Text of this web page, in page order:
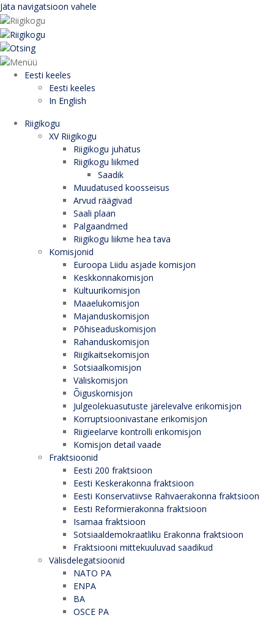
Jäta navigatsioon vahele
Eesti keeles
Eesti keeles
In English
Riigikogu
XV Riigikogu
Riigikogu juhatus
Riigikogu liikmed
Saadik
Muudatused koosseisus
Arvud räägivad
Saali plaan
Palgaandmed
Riigikogu liikme hea tava
Komisjonid
Euroopa Liidu asjade komisjon
Keskkonnakomisjon
Kultuurikomisjon
Maaelukomisjon
Majanduskomisjon
Põhiseaduskomisjon
Rahanduskomisjon
Riigikaitsekomisjon
Sotsiaalkomisjon
Väliskomisjon
Õiguskomisjon
Julgeolekuasutuste järelevalve erikomisjon
Korruptsioonivastane erikomisjon
Riigieelarve kontrolli erikomisjon
Komisjon detail vaade
Fraktsioonid
Eesti 200 fraktsioon
Eesti Keskerakonna fraktsioon
Eesti Konservatiivse Rahvaerakonna fraktsioon
Eesti Reformierakonna fraktsioon
Isamaa fraktsioon
Sotsiaaldemokraatliku Erakonna fraktsioon
Fraktsiooni mittekuuluvad saadikud
Välisdelegatsioonid
NATO PA
ENPA
BA
OSCE PA